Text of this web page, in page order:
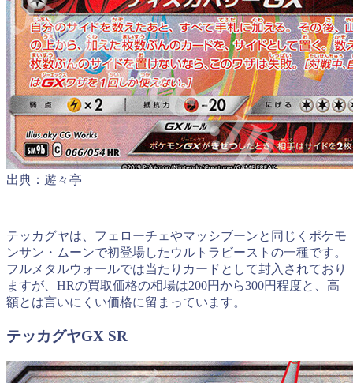
出典：遊々亭
テッカグヤは、フェローチェやマッシブーンと同じくポケモ
ンサン・ムーンで初登場したウルトラビーストの一種です。
フルメタルウォールでは当たりカードとして封入されており
ますが、HRの買取価格の相場は200円から300円程度と、高
額とは言いにくい価格に留まっています。
テッカグヤGX SR